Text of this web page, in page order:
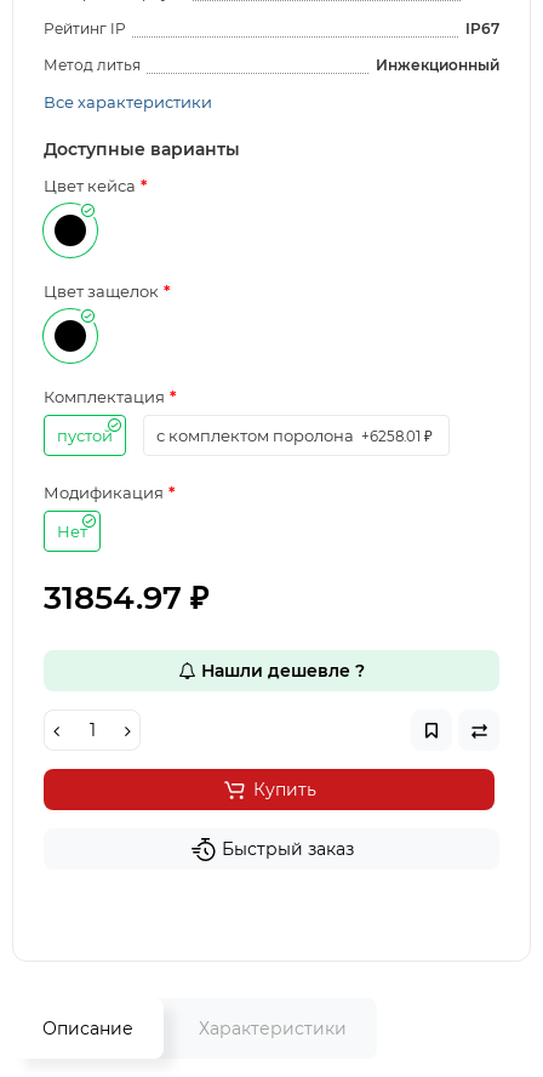
Рейтинг IP
IP67
Метод литья
Инжекционный
Все характеристики
Доступные варианты
Цвет кейса
Цвет защелок
Комплектация
пустой
с комплектом поролона +6258.01 ₽
Модификация
Нет
31854.97 ₽
Нашли дешевле ?
Купить
Быстрый заказ
Описание Характеристики